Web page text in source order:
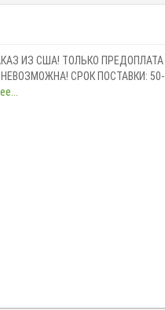
ИЗ США! ТОЛЬКО ПРЕДОПЛАТА
СРОК ПОСТАВКИ: 50-